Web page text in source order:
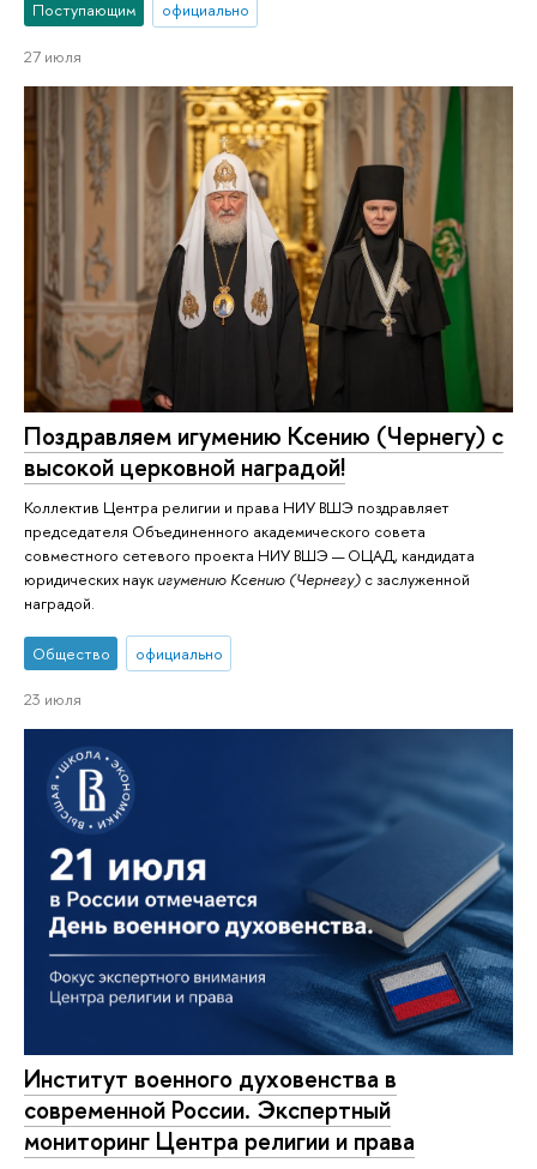
Поступающим официально
27 июля
Поздравляем игумению Ксению (Чернегу) с
высокой церковной наградой!
Коллектив Центра религии и права НИУ ВШЭ поздравляет
председателя Объединенного академического совета
совместного сетевого проекта НИУ ВШЭ — ОЦАД, кандидата
юридических наук игумению Ксению (Чернегу) с заслуженной
наградой.
Общество официально
23 июля
Институт военного духовенства в
современной России. Экспертный
мониторинг Центра религии и права